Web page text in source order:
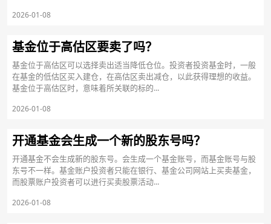
2026-01-08
基金位于高估区要卖了吗？
基金位于高估区可以选择卖出适当降低仓位。投资者投资基金时，一般
在基金的低估区买入建仓，在高估区卖出减仓，以此获得理想的收益。
基金位于高估区时，意味着所关联的标的...
2026-01-08
开通基金会生成一个新的股东号吗？
开通基金不会生成新的股东号。会生成一个基金账号，而基金账号与股
东号不一样。基金账户投资者只能在银行、基金公司网站上买卖基金，
而股票账户投资者可以进行买卖股票活动...
2026-01-08